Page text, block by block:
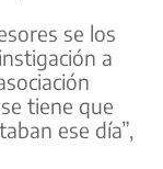
se los
a
tiene que
ese día”,